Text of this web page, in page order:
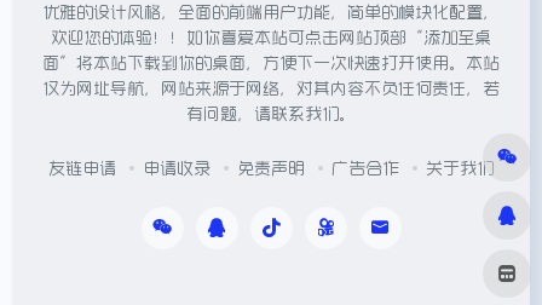
优雅的设计风格，全面的前端用户功能，简单的模块化配置，
欢迎您的体验！！如你喜爱本站可点击网站顶部“添加至桌
面”将本站下载到你的桌面，方便下一次快速打开使用。本站
仅为网址导航，网站来源于网络，对其内容不负任何责任，若
有问题，请联系我们。
友链申请 申请收录 免责声明 广告合作 关于我们